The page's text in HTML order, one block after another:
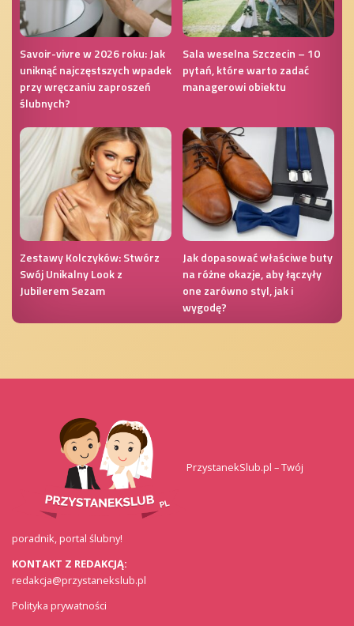
Savoir-vivre w 2026 roku: Jak
uniknąć najczęstszych wpadek
przy wręczaniu zaproszeń
ślubnych?
Sala weselna Szczecin – 10
pytań, które warto zadać
managerowi obiektu
Zestawy Kolczyków: Stwórz
Swój Unikalny Look z
Jubilerem Sezam
Jak dopasować właściwe buty
na różne okazje, aby łączyły
one zarówno styl, jak i
wygodę?
PrzystanekSlub.pl – Twój
poradnik, portal ślubny!
KONTAKT Z REDAKCJĄ:
redakcja@przystanekslub.pl
Polityka prywatności